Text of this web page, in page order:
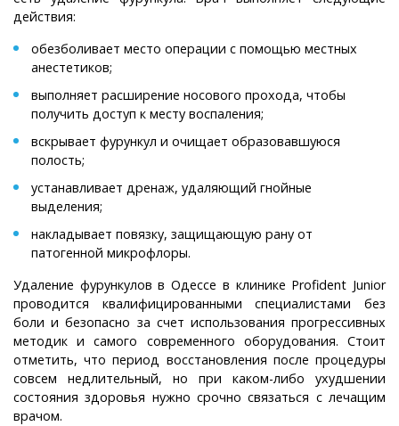
действия:
обезболивает место операции с помощью местных
анестетиков;
выполняет расширение носового прохода, чтобы
получить доступ к месту воспаления;
вскрывает фурункул и очищает образовавшуюся
полость;
устанавливает дренаж, удаляющий гнойные
выделения;
накладывает повязку, защищающую рану от
патогенной микрофлоры.
Удаление фурункулов в Одессе в клинике Profident Junior
проводится квалифицированными специалистами без
боли и безопасно за счет использования прогрессивных
методик и самого современного оборудования. Стоит
отметить, что период восстановления после процедуры
совсем недлительный, но при каком-либо ухудшении
состояния здоровья нужно срочно связаться с лечащим
врачом.